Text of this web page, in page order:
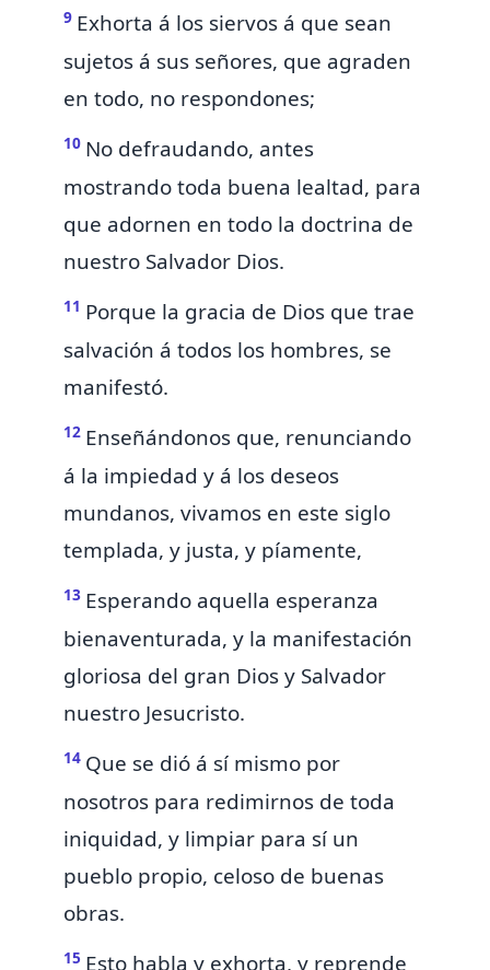
9 Exhorta á los siervos á que sean
sujetos á sus señores, que agraden
en todo, no respondones;
10 No defraudando, antes
mostrando toda buena lealtad, para
que adornen en todo la doctrina de
nuestro Salvador Dios.
11 Porque la gracia de Dios que trae
salvación á todos los hombres, se
manifestó.
12 Enseñándonos que, renunciando
á la impiedad y á los deseos
mundanos, vivamos en este siglo
templada, y justa, y píamente,
13 Esperando aquella esperanza
bienaventurada, y la manifestación
gloriosa del gran Dios y Salvador
nuestro Jesucristo.
14 Que se dió á sí mismo por
nosotros para redimirnos de toda
iniquidad, y limpiar para sí un
pueblo propio, celoso de buenas
obras.
15 Esto habla y exhorta, y reprende